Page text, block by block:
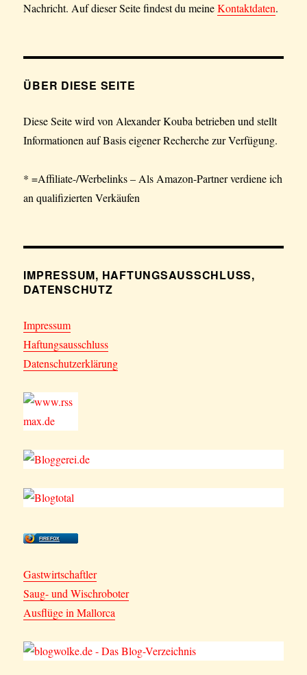
Nachricht. Auf dieser Seite findest du meineKontaktdaten.
ÜBER DIESE SEITE
Diese Seite wird von Alexander Kouba betrieben und stellt
Informationen auf Basis eigener Recherche zur Verfügung.
* =Affiliate-/Werbelinks – Als Amazon-Partner verdiene ich
an qualifizierten Verkäufen
IMPRESSUM, HAFTUNGSAUSSCHLUSS,
DATENSCHUTZ
Impressum
Haftungsausschluss
Datenschutzerklärung
FIREFOX
Gastwirtschaftler
Saug- und Wischroboter
Ausflüge in Mallorca